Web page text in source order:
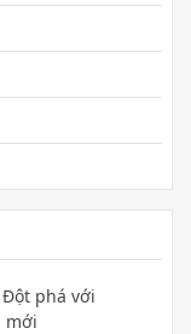
phá với
mới